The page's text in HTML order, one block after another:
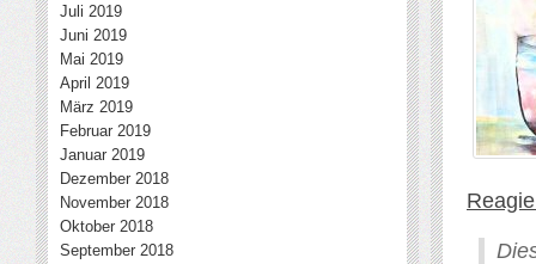
Juli 2019
Juni 2019
Mai 2019
April 2019
März 2019
Februar 2019
Januar 2019
Dezember 2018
November 2018
Oktober 2018
September 2018